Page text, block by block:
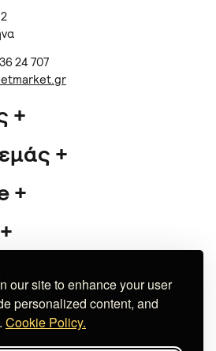
our site to enhance your user
personalized content, and
Cookie Policy.
24 707